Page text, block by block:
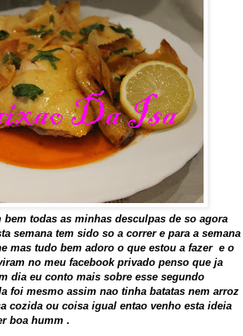
todas as minhas desculpas de so agora
semana tem sido so a correr e para a semana
mas tudo bem adoro o que estou a fazer e o
no meu facebook privado penso que ja
dia eu conto mais sobre esse segundo
foi mesmo assim nao tinha batatas nem arroz
cozida ou coisa igual entao venho esta ideia
boa humm .